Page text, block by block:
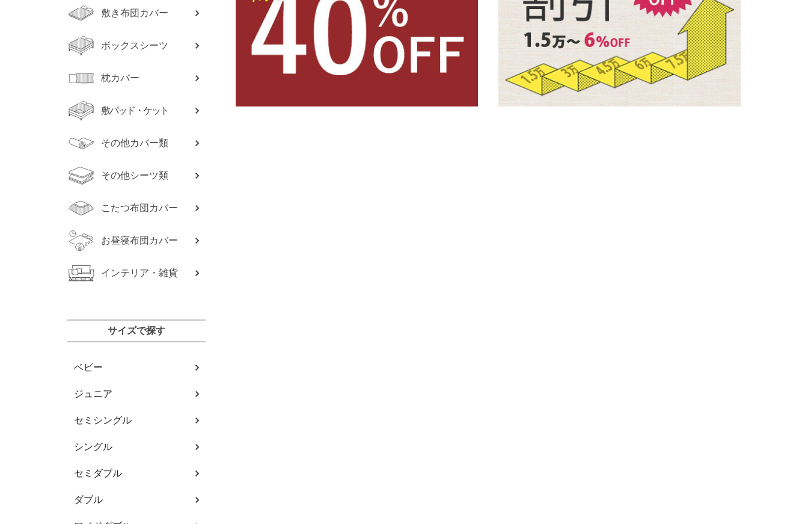
敷き布団カバー
ボックスシーツ
枕カバー
敷パッド・ケット
その他カバー類
その他シーツ類
こたつ布団カバー
お昼寝布団カバー
インテリア・雑貨
サイズで探す
ベビー
ジュニア
セミシングル
シングル
セミダブル
ダブル